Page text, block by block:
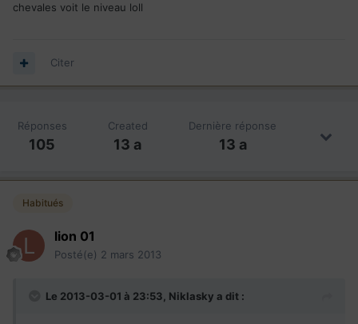
chevales voit le niveau loll
Citer
Réponses
105
Created
13 a
Dernière réponse
13 a
Habitués
lion 01
Posté(e) 2 mars 2013
Le 2013-03-01 à 23:53, Niklasky a dit :